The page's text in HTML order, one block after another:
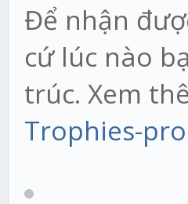
Để nhận
cứ lúc nào
trúc. Xem
Trophies-